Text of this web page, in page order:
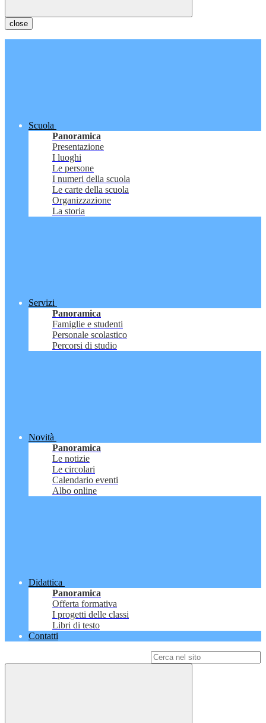
close
Scuola
Panoramica
Presentazione
I luoghi
Le persone
I numeri della scuola
Le carte della scuola
Organizzazione
La storia
Servizi
Panoramica
Famiglie e studenti
Personale scolastico
Percorsi di studio
Novità
Panoramica
Le notizie
Le circolari
Calendario eventi
Albo online
Didattica
Panoramica
Offerta formativa
I progetti delle classi
Libri di testo
Contatti